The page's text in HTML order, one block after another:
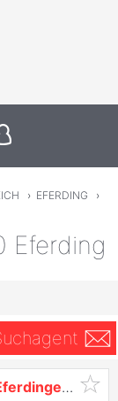
› EFERDING
›
Eferding
Land